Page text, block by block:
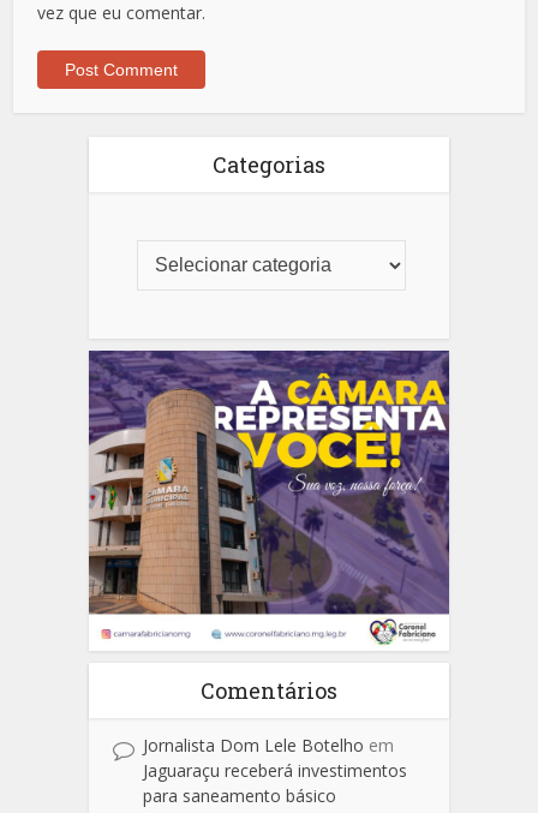
vez que eu comentar.
Categorias
Comentários
Jornalista Dom Lele Botelho em
Jaguaraçu receberá investimentos
para saneamento básico